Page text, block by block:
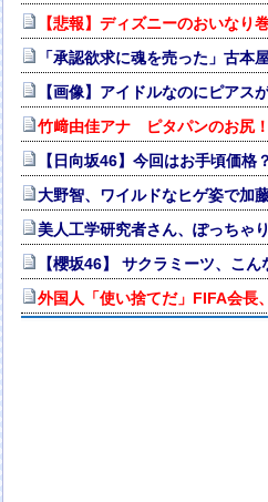
【悲報】ディズニーのおいなり
「承認欲求に魂を売った」古本
【画像】アイドルなのにピア
竹﨑由佳アナ ピタパンのお尻！
【日向坂46】今回はお手頃価
大野智、ワイルドなヒゲ姿で加
美人工学研究者さん、ぽっちゃ
【櫻坂46】 サクラミーツ、こ
外国人「使い捨てだ」FIFA会長